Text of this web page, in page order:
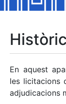
Mostra/
En aquest
les licitacions
adjudicacions